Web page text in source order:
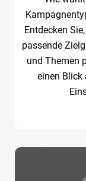
Entdecken
passende
und Themen
einen Blick